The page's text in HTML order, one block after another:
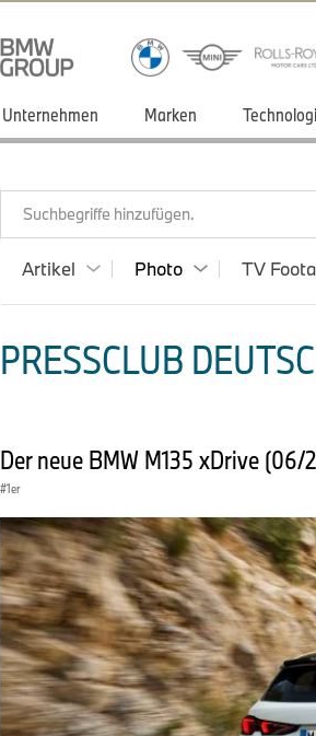
Unternehmen Marken
Suchbegriffe hinzufügen.
Artikel Photo TV
PRESSCLUB
Der neue BMW M135 xDrive (06/
1er